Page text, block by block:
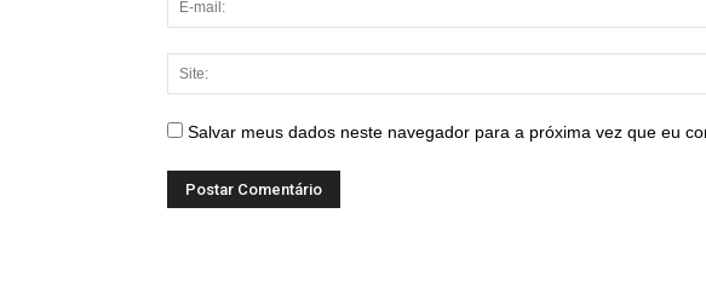
Salvar meus dados neste navegador para a próxima vez que eu